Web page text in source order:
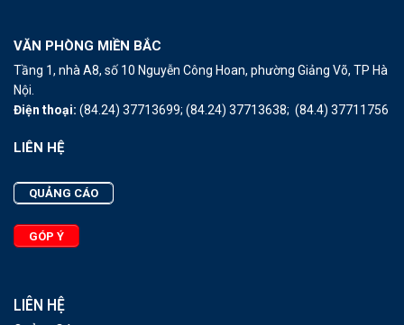
VĂN PHÒNG MIỀN BẮC
Tầng 1, nhà A8, số 10 Nguyễn Công Hoan, phường Giảng Võ, TP Hà
Nội.
Điện thoại: (84.24) 37713699; (84.24) 37713638; (84.4) 37711756
LIÊN HỆ
QUẢNG CÁO
GÓP Ý
LIÊN HỆ